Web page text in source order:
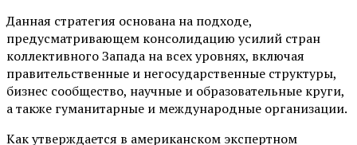
Данная стратегия основана на подходе,
предусматривающем консолидацию усилий стран
коллективного Запада на всех уровнях, включая
правительственные и негосударственные структуры,
бизнес сообщество, научные и образовательные круги,
а также гуманитарные и международные организации.
Как утверждается в американском экспертном